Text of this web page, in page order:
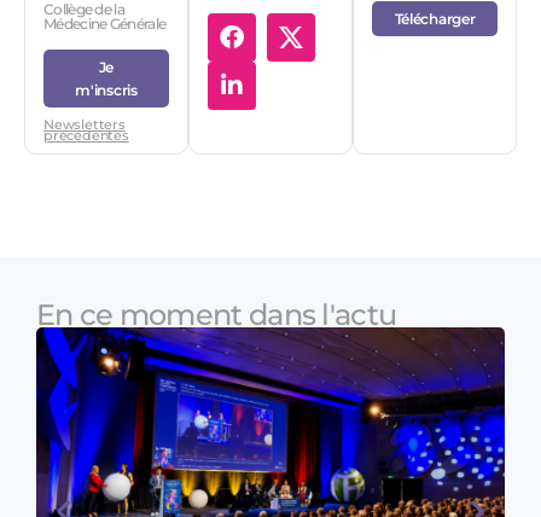
Collège de la
Médecine Générale
Je
m'inscris
Newsletters
précédentes
Télécharger
En ce moment dans l'actu